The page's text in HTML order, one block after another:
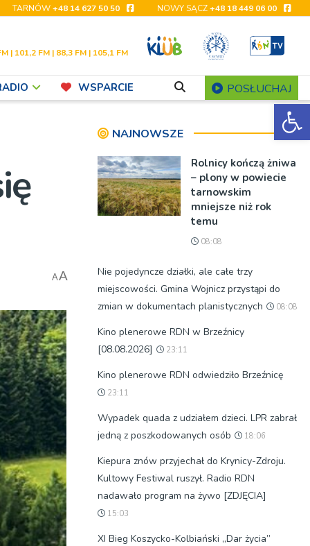
TARNÓW+48 14 627 50 50 NOWY SĄCZ+48 18 449 06 00
| 101,2 FM | 88,3 FM | 105,1 FM
WSPARCIE POSŁUCHAJ
AA
NAJNOWSZE
Rolnicy kończą żniwa
– plony w powiecie
tarnowskim
mniejsze niż rok
temu
08:08
Nie pojedyncze działki, ale całe trzy
miejscowości. Gmina Wojnicz przystąpi do
zmian w dokumentach planistycznych
08:08
Kino plenerowe RDN w Brzeźnicy
[08.08.2026]
23:11
Kino plenerowe RDN odwiedziło Brzeźnicę
23:11
Wypadek quada z udziałem dzieci. LPR zabrał
jedną z poszkodowanych osób
18:06
Kiepura znów przyjechał do Krynicy-Zdroju.
Kultowy Festiwal ruszył. Radio RDN
nadawało program na żywo [ZDJĘCIA]
15:03
XI Bieg Koszycko-Kolbiański „Dar życia”